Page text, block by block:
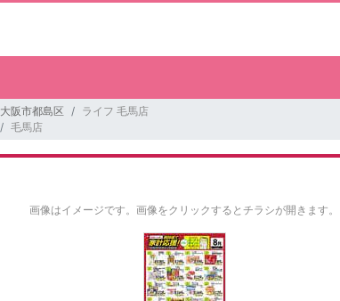
大阪市都島区
ライフ 毛馬店
毛馬店
画像はイメージです。 画像をクリックするとチラシが開きます。